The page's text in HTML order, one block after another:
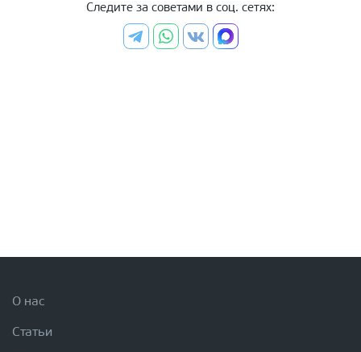
Следите за советами в соц. сетях:
О нас
Статьи